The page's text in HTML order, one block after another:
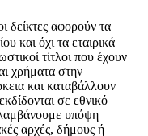
δείκτες αφορούν τα
και όχι τα εταιρικά
τίτλοι που έχουν
χρήματα στην
και καταβάλλουν
σε εθνικό
υπόψη
αρχές, δήμους ή